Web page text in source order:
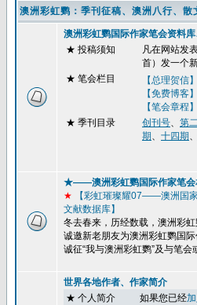
澳洲彩虹鹦：季刊征稿、澳洲八行、
澳洲彩虹鹦国际作家笔会资料
★ 投稿须知
凡在网站发
首）发一个
★ 笔会栏目
【总理贺信】
【免费博客】
【笔会章程】
★ 季刊目录 创刊号、 第
期、 十四期、
★——澳洲彩虹鹦国际作家笔
★
【彩虹璀璨耀07——澳洲国家
文献数据库】
冬去春来，历经数载，澳洲彩
诚邀新老朋友为澳洲彩虹鹦国
诚征“我与澳洲彩虹鹦”及与笔会
世界各地作者、作家简介
★ 个人简介
如果您已经